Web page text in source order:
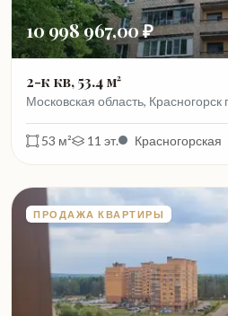
10 998 967,00 ₽
2-к кв, 53.4 м²
Московская область, Красногорск
53 м² 11 эт. Красногорская
ПРОДАЖА КВАРТИРЫ